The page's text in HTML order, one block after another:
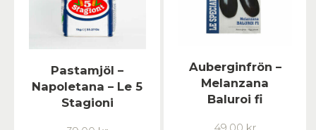
Pastamjöl –
Napoletana – Le 5
Stagioni
Auberginfrön –
Melanzana
Baluroi fi